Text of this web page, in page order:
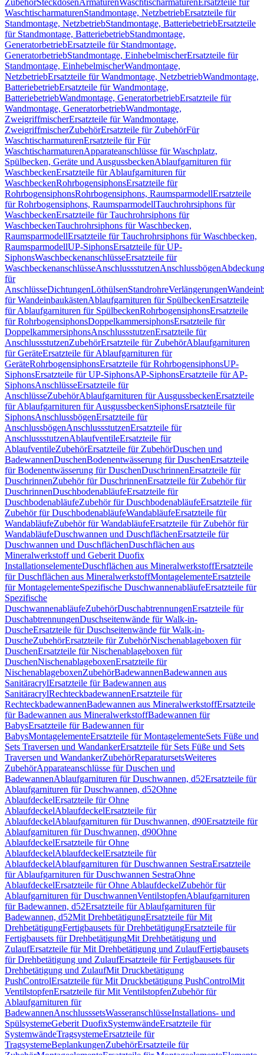
ZubehörSteckdosenArmaturenWaschtischarmaturen Ersatzteile für
WaschtischarmaturenStandmontage, NetzbetriebErsatzteile für
Standmontage, NetzbetriebStandmontage, BatteriebetriebErsatzteile
für Standmontage, BatteriebetriebStandmontage,
GeneratorbetriebErsatzteile für Standmontage,
GeneratorbetriebStandmontage, EinhebelmischerErsatzteile für
Standmontage, EinhebelmischerWandmontage,
NetzbetriebErsatzteile für Wandmontage, NetzbetriebWandmontage,
BatteriebetriebErsatzteile für Wandmontage,
BatteriebetriebWandmontage, GeneratorbetriebErsatzteile für
Wandmontage, GeneratorbetriebWandmontage,
ZweigriffmischerErsatzteile für Wandmontage,
ZweigriffmischerZubehörErsatzteile für ZubehörFür
WaschtischarmaturenErsatzteile für Für
WaschtischarmaturenApparateanschlüsse für Waschplatz,
Spülbecken, Geräte und AusgussbeckenAblaufgarnituren für
WaschbeckenErsatzteile für Ablaufgarnituren für
WaschbeckenRohrbogensiphonsErsatzteile für
RohrbogensiphonsRohrbogensiphons, RaumsparmodellErsatzteile
für Rohrbogensiphons, RaumsparmodellTauchrohrsiphons für
WaschbeckenErsatzteile für Tauchrohrsiphons für
WaschbeckenTauchrohrsiphons für Waschbecken,
RaumsparmodellErsatzteile für Tauchrohrsiphons für Waschbecken,
RaumsparmodellUP-SiphonsErsatzteile für UP-
SiphonsWaschbeckenanschlüsseErsatzteile für
WaschbeckenanschlüsseAnschlussstutzenAnschlussbögen
für
AnschlüsseDichtungenLöthülsenStandrohreVerlängerungen
für WandeinbaukästenAblaufgarnituren für SpülbeckenErsatzteile
für Ablaufgarnituren für SpülbeckenRohrbogensiphonsErsatzteile
für RohrbogensiphonsDoppelkammersiphonsErsatzteile für
DoppelkammersiphonsAnschlussstutzenErsatzteile für
AnschlussstutzenZubehörErsatzteile für ZubehörAblaufgarnituren
für GeräteErsatzteile für Ablaufgarnituren für
GeräteRohrbogensiphonsErsatzteile für RohrbogensiphonsUP-
SiphonsErsatzteile für UP-SiphonsAP-SiphonsErsatzteile für AP-
SiphonsAnschlüsseErsatzteile für
AnschlüsseZubehörAblaufgarnituren für AusgussbeckenErsatzteile
für Ablaufgarnituren für AusgussbeckenSiphonsErsatzteile für
SiphonsAnschlussbögenErsatzteile für
AnschlussbögenAnschlussstutzenErsatzteile für
AnschlussstutzenAblaufventileErsatzteile für
AblaufventileZubehörErsatzteile für ZubehörDuschen und
BadewannenDuschenBodenentwässerung für DuschenErsatzteile
für Bodenentwässerung für DuschenDuschrinnenErsatzteile für
DuschrinnenZubehör für DuschrinnenErsatzteile für Zubehör für
DuschrinnenDuschbodenabläufeErsatzteile für
DuschbodenabläufeZubehör für DuschbodenabläufeErsatzteile für
Zubehör für DuschbodenabläufeWandabläufeErsatzteile für
WandabläufeZubehör für WandabläufeErsatzteile für Zubehör für
WandabläufeDuschwannen und DuschflächenErsatzteile für
Duschwannen und DuschflächenDuschflächen aus
Mineralwerkstoff und Geberit Duofix
InstallationselementeDuschflächen aus MineralwerkstoffErsatzteile
für Duschflächen aus MineralwerkstoffMontagelementeErsatzteile
für MontagelementeSpezifische DuschwannenabläufeErsatzteile für
Spezifische
DuschwannenabläufeZubehörDuschabtrennungenErsatzteile für
DuschabtrennungenDuschseitenwände für Walk-in-
DuscheErsatzteile für Duschseitenwände für Walk-in-
DuscheZubehörErsatzteile für ZubehörNischenablageboxen für
DuschenErsatzteile für Nischenablageboxen für
DuschenNischenablageboxenErsatzteile für
NischenablageboxenZubehörBadewannenBadewannen aus
SanitäracrylErsatzteile für Badewannen aus
SanitäracrylRechteckbadewannenErsatzteile für
RechteckbadewannenBadewannen aus MineralwerkstoffErsatzteile
für Badewannen aus MineralwerkstoffBadewannen für
BabysErsatzteile für Badewannen für
BabysMontagelementeErsatzteile für MontagelementeSets Füße und
Sets Traversen und WandankerErsatzteile für Sets Füße und Sets
Traversen und WandankerZubehörReparatursetsWeiteres
ZubehörApparateanschlüsse für Duschen und
BadewannenAblaufgarnituren für Duschwannen, d52Ersatzteile für
Ablaufgarnituren für Duschwannen, d52Ohne
AblaufdeckelErsatzteile für Ohne
AblaufdeckelAblaufdeckelErsatzteile für
AblaufdeckelAblaufgarnituren für Duschwannen, d90Ersatzteile für
Ablaufgarnituren für Duschwannen, d90Ohne
AblaufdeckelErsatzteile für Ohne
AblaufdeckelAblaufdeckelErsatzteile für
AblaufdeckelAblaufgarnituren für Duschwannen SestraErsatzteile
für Ablaufgarnituren für Duschwannen SestraOhne
AblaufdeckelErsatzteile für Ohne AblaufdeckelZubehör für
Ablaufgarnituren für DuschwannenVentilstopfenAblaufgarnituren
für Badewannen, d52Ersatzteile für Ablaufgarnituren für
Badewannen, d52Mit DrehbetätigungErsatzteile für Mit
DrehbetätigungFertigbausets für DrehbetätigungErsatzteile für
Fertigbausets für DrehbetätigungMit Drehbetätigung und
ZulaufErsatzteile für Mit Drehbetätigung und ZulaufFertigbausets
für Drehbetätigung und ZulaufErsatzteile für Fertigbausets für
Drehbetätigung und ZulaufMit Druckbetätigung
PushControlErsatzteile für Mit Druckbetätigung PushControlMit
VentilstopfenErsatzteile für Mit VentilstopfenZubehör für
Ablaufgarnituren für
BadewannenAnschlusssetsWasseranschlüsseInstallations- und
SpülsystemeGeberit DuofixSystemwändeErsatzteile für
SystemwändeTragsystemeErsatzteile für
TragsystemeBeplankungenZubehörErsatzteile für